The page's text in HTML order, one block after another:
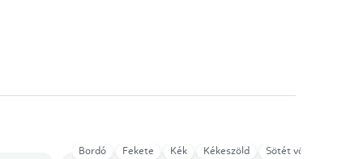
Bordó Fekete Kék Kékeszöld Sötét vörös